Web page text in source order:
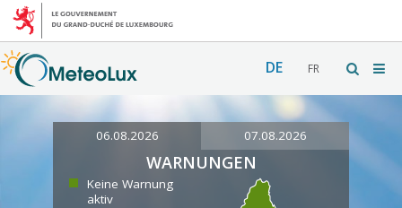
DE FR
06.08.2026 07.08.2026
WARNUNGEN
Keine Warnung
aktiv